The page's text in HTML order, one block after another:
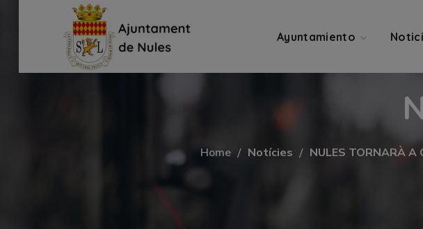
Ayuntamiento
Home Notícies NULES TORNARÀ A